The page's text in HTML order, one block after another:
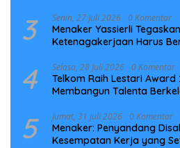
3 Senin, 27 Juli 2026 0 Komentar
Menaker Yassierli
Ketenagakerjaan Harus
4 Selasa, 28 Juli 2026 0 Komentar
Telkom Raih Lestari Award
Membangun Talenta
5 Jumat, 31 Juli 2026 0 Komentar
Menaker: Penyandang
Kesempatan Kerja yang